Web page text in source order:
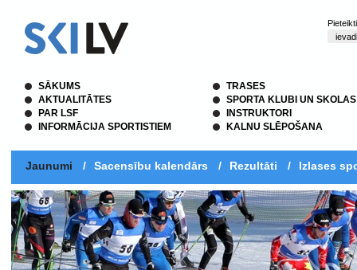
SĀKUMS
AKTUALITĀTES
PAR LSF
INFORMĀCIJA SPORTISTIEM
TRASES
SPORTA KLUBI UN SKOLAS
INSTRUKTORI
KALNU SLĒPOŠANA
Jaunumi / Sacensību kalendārs / Rezultāti / Izlases